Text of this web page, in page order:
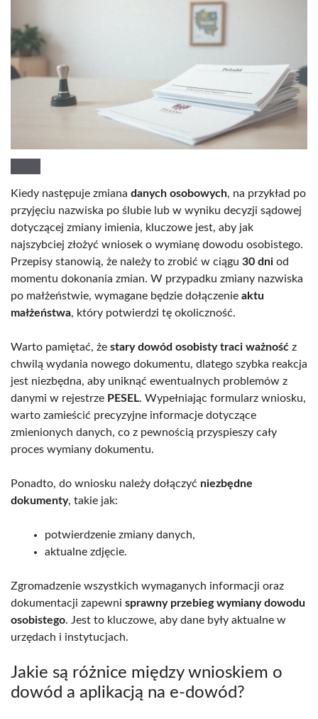
Kiedy następuje zmiana danych osobowych, na przykład po
przyjęciu nazwiska po ślubie lub w wyniku decyzji sądowej
dotyczącej zmiany imienia, kluczowe jest, aby jak
najszybciej złożyć wniosek o wymianę dowodu osobistego.
Przepisy stanowią, że należy to zrobić w ciągu 30 dni od
momentu dokonania zmian. W przypadku zmiany nazwiska
po małżeństwie, wymagane będzie dołączenie aktu
małżeństwa, który potwierdzi tę okoliczność.
Warto pamiętać, że stary dowód osobisty traci ważność z
chwilą wydania nowego dokumentu, dlatego szybka reakcja
jest niezbędna, aby uniknąć ewentualnych problemów z
danymi w rejestrze PESEL. Wypełniając formularz wniosku,
warto zamieścić precyzyjne informacje dotyczące
zmienionych danych, co z pewnością przyspieszy cały
proces wymiany dokumentu.
Ponadto, do wniosku należy dołączyć niezbędne
dokumenty, takie jak:
potwierdzenie zmiany danych,
aktualne zdjęcie.
Zgromadzenie wszystkich wymaganych informacji oraz
dokumentacji zapewni sprawny przebieg wymiany dowodu
osobistego. Jest to kluczowe, aby dane były aktualne w
urzędach i instytucjach.
Jakie są różnice między wnioskiem o
dowód a aplikacją na e-dowód?